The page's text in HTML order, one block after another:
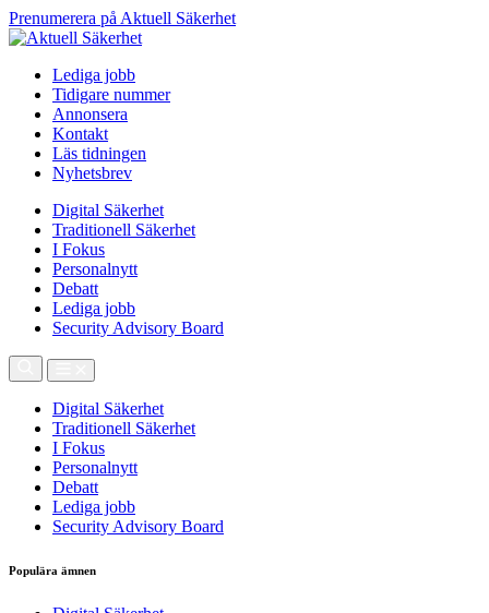
Prenumerera på Aktuell Säkerhet
Lediga jobb
Tidigare nummer
Annonsera
Kontakt
Läs tidningen
Nyhetsbrev
Digital Säkerhet
Traditionell Säkerhet
I Fokus
Personalnytt
Debatt
Lediga jobb
Security Advisory Board
Digital Säkerhet
Traditionell Säkerhet
I Fokus
Personalnytt
Debatt
Lediga jobb
Security Advisory Board
Populära ämnen